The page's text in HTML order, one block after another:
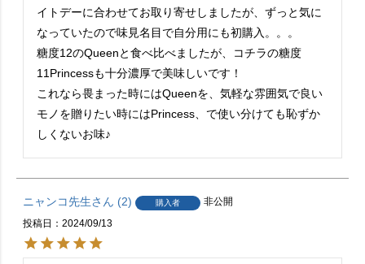
イトデーに合わせてお取り寄せしましたが、ずっと気に
なっていたので味見名目で自分用にも初購入。。。
糖度12のQueenと食べ比べましたが、コチラの糖度
11Princessも十分濃厚で美味しいです！
これなら畏まった時にはQueenを、気軽な雰囲気で良い
モノを贈りたい時にはPrincess、で使い分けても恥ずか
しくないお味♪
ニャンコ先生 2 購入者
非公開
投稿日
2024/09/13